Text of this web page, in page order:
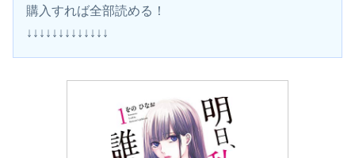
購入すれば全部読める！
↓↓↓↓↓↓↓↓↓↓↓↓↓